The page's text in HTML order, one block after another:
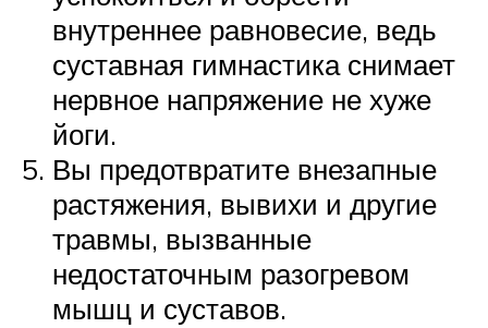
внутреннее равновесие, ведь
суставная гимнастика снимает
нервное напряжение не хуже
йоги.
Вы предотвратите внезапные
растяжения, вывихи и другие
травмы, вызванные
недостаточным разогревом
мышц и суставов.